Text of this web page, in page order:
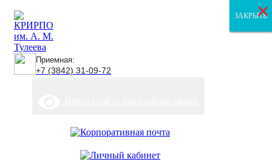
Приемная:
+7 (3842) 31-09-72
ЗАКРЫТЬ
ЗАКРЫТЬ
ЗАКРЫТЬ
×
×
×